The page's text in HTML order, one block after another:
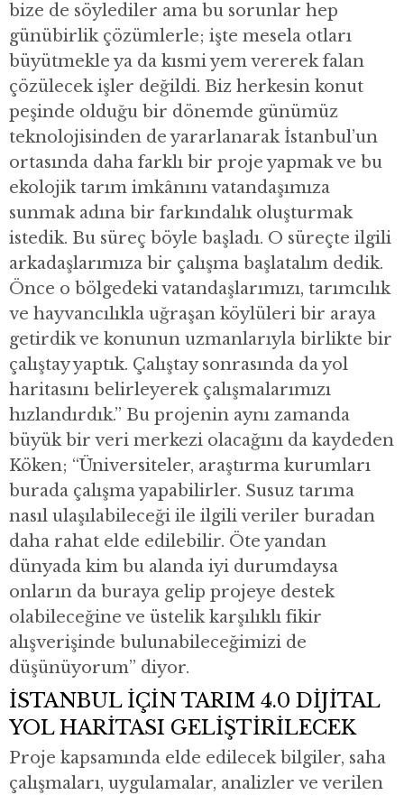
bize de söylediler ama bu sorunlar hep
günübirlik çözümlerle; işte mesela otları
büyütmekle ya da kısmi yem vererek falan
çözülecek işler değildi. Biz herkesin konut
peşinde olduğu bir dönemde günümüz
teknolojisinden de yararlanarak İstanbul’un
ortasında daha farklı bir proje yapmak ve bu
ekolojik tarım imkânını vatandaşımıza
sunmak adına bir farkındalık oluşturmak
istedik. Bu süreç böyle başladı. O süreçte ilgili
arkadaşlarımıza bir çalışma başlatalım dedik.
Önce o bölgedeki vatandaşlarımızı, tarımcılık
ve hayvancılıkla uğraşan köylüleri bir araya
getirdik ve konunun uzmanlarıyla birlikte bir
çalıştay yaptık. Çalıştay sonrasında da yol
haritasını belirleyerek çalışmalarımızı
hızlandırdık.” Bu projenin aynı zamanda
büyük bir veri merkezi olacağını da kaydeden
Köken; “Üniversiteler, araştırma kurumları
burada çalışma yapabilirler. Susuz tarıma
nasıl ulaşılabileceği ile ilgili veriler buradan
daha rahat elde edilebilir. Öte yandan
dünyada kim bu alanda iyi durumdaysa
onların da buraya gelip projeye destek
olabileceğine ve üstelik karşılıklı fikir
alışverişinde bulunabileceğimizi de
düşünüyorum” diyor.
İSTANBUL İÇİN TARIM 4.0 DİJİTAL
YOL HARİTASI GELİŞTİRİLECEK
Proje kapsamında elde edilecek bilgiler, saha
çalışmaları, uygulamalar, analizler ve verilen